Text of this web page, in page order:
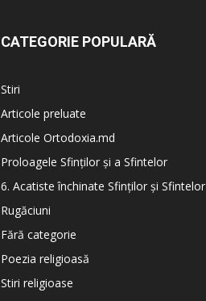
CATEGORIE POPULARĂ
Stiri
Articole preluate
Articole Ortodoxia.md
Proloagele Sfinților și a Sfintelor
6. Acatiste închinate Sfinților și Sfintelor
Rugăciuni
Fără categorie
Poezia religioasă
Stiri religioase